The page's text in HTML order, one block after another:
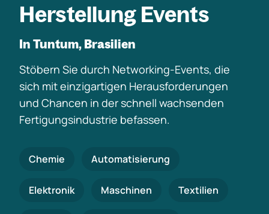
Herstellung Events
In Tuntum, Brasilien
Stöbern Sie durch Networking-Events, die
sich mit einzigartigen Herausforderungen
und Chancen in der schnell wachsenden
Fertigungsindustrie befassen.
Chemie Automatisierung
Elektronik Maschinen Textilien